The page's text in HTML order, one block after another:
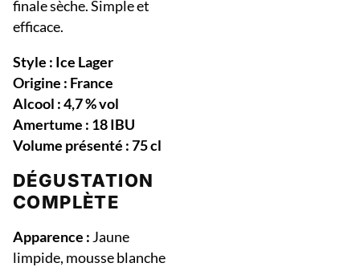
finale sèche. Simple et
efficace.
Style : Ice Lager
Origine : France
Alcool : 4,7 % vol
Amertume : 18 IBU
Volume présenté : 75 cl
DÉGUSTATION
COMPLÈTE
Apparence : Jaune
limpide, mousse blanche